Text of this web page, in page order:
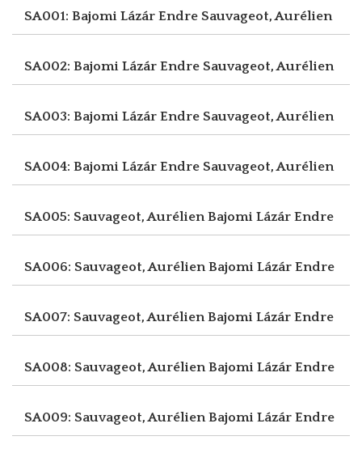
SA001: Bajomi Lázár Endre Sauvageot, Aurélien
SA002: Bajomi Lázár Endre Sauvageot, Aurélien
SA003: Bajomi Lázár Endre Sauvageot, Aurélien
SA004: Bajomi Lázár Endre Sauvageot, Aurélien
SA005: Sauvageot, AurélienBajomi Lázár Endre
SA006: Sauvageot, AurélienBajomi Lázár Endre
SA007: Sauvageot, AurélienBajomi Lázár Endre
SA008: Sauvageot, AurélienBajomi Lázár Endre
SA009: Sauvageot, AurélienBajomi Lázár Endre